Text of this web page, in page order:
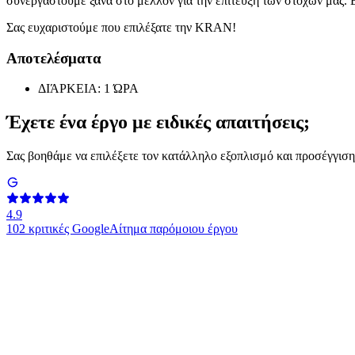
Σας ευχαριστούμε που επιλέξατε την KRAN!
Αποτελέσματα
ΔΙΆΡΚΕΙΑ: 1 ΏΡΑ
Έχετε ένα έργο με ειδικές απαιτήσεις;
Σας βοηθάμε να επιλέξετε τον κατάλληλο εξοπλισμό και
4.9
102 κριτικές GoogleΑίτημα παρόμοιου έργου